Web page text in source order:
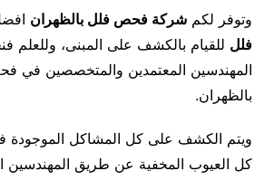
وتوفر لكم شركة فحص فلل بالظهران
فلل للقيام بالكشف على المبنى، وللعلم
المهندسين المعتمدين والمتخصصين في
بالظهران.
ويتم الكشف على كل المشاكل الموجودة
كل العيوب المخفية عن طريق المهندسين